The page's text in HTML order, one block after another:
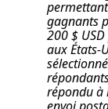
gagnants
200 $
aux États-
répondu à